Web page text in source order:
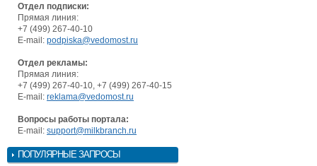
Отдел подписки:
Прямая линия:
+7 (499) 267-40-10
E-mail: podpiska@vedomost.ru
Отдел рекламы:
Прямая линия:
+7 (499) 267-40-10, +7 (499) 267-40-15
E-mail: reklama@vedomost.ru
Вопросы работы портала:
E-mail: support@milkbranch.ru
ПОПУЛЯРНЫЕ ЗАПРОСЫ